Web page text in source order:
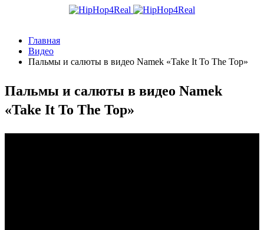
Главная
Видео
Пальмы и салюты в видео Namek «Take It To The Top»
Пальмы и салюты в видео Namek
«Take It To The Top»